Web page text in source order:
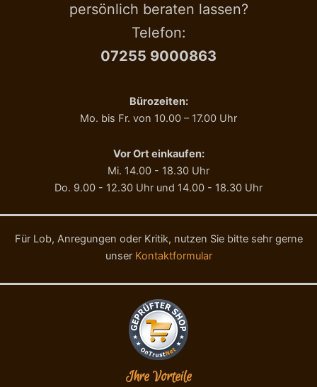
persönlich beraten lassen?
Telefon:
07255 9000863
Bürozeiten:
Mo. bis Fr. von 10.00 – 17.00 Uhr
Vor Ort einkaufen:
Mi. 14.00 - 18.30 Uhr
Do. 9.00 - 12.30 Uhr und 14.00 - 18.30 Uhr
Für Lob, Anregungen oder Kritik, nutzen Sie bitte sehr gerne
unser Kontaktformular
Ihre Vorteile